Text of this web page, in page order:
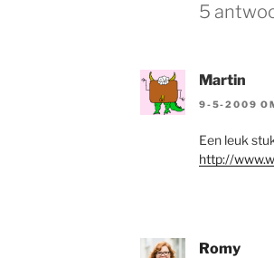
5
Martin
9-5-2009
Een leuk
http://
Romy